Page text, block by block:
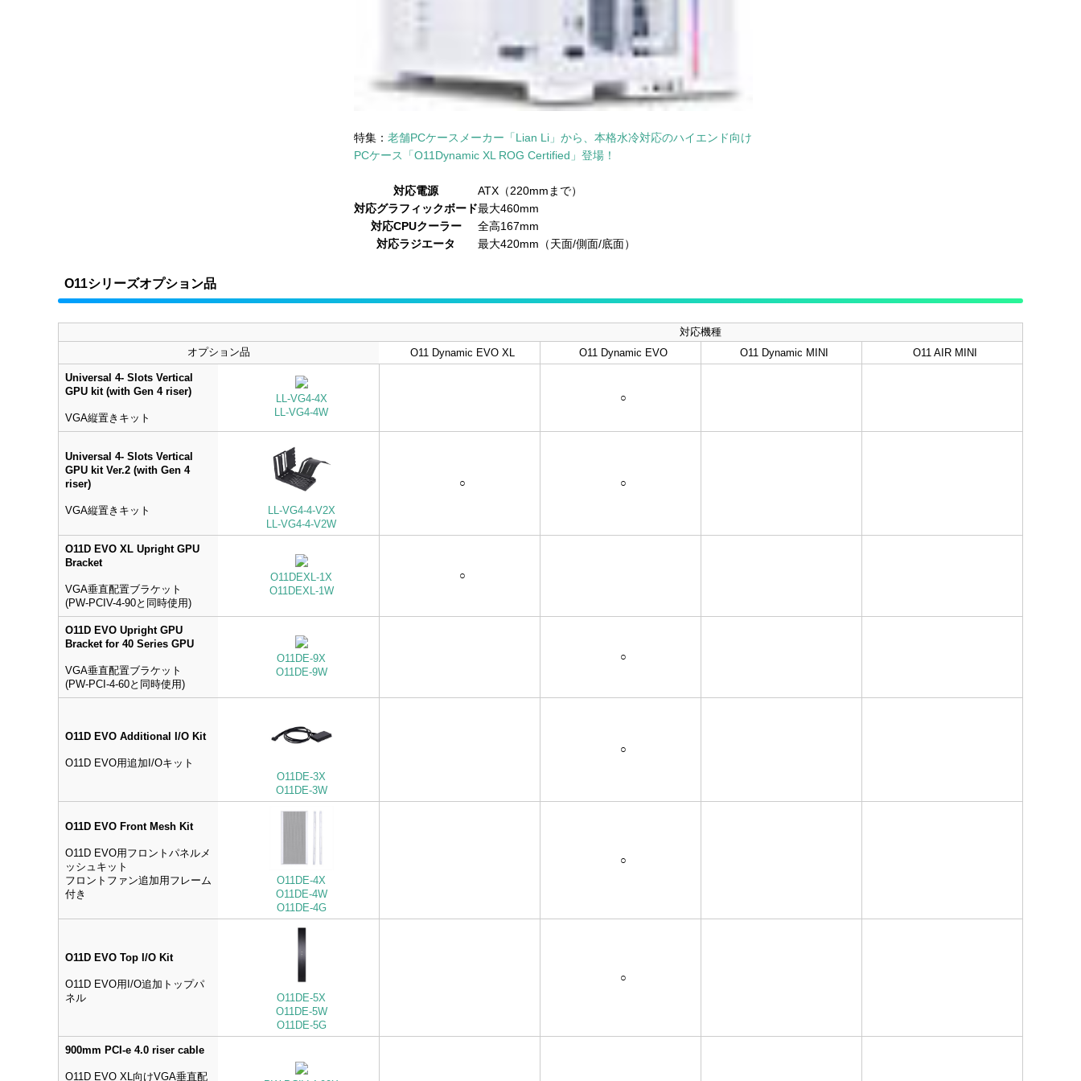
特集： 老舗PCケースメーカー「Lian Li」から、本格水冷対応のハイエンド向け
PCケース「O11Dynamic XL ROG Certified」登場！
対応電源
ATX（220mmまで）
対応グラフィックボード最大460mm
対応CPUクーラー
全高167mm
対応ラジエータ
最大420mm（天面/側面/底面）
O11シリーズオプション品
対応機種
オプション品
O11 Dynamic EVO XL O11 Dynamic EVO O11 Dynamic MINI O11 AIR MINI
Universal 4- Slots Vertical
GPU kit (with Gen 4 riser)
VGA縦置きキット
LL-VG4-4X
LL-VG4-4W
○
Universal 4- Slots Vertical
GPU kit Ver.2 (with Gen 4
riser)
VGA縦置きキット
LL-VG4-4-V2X
LL-VG4-4-V2W
○ ○
O11D EVO XL Upright GPU
Bracket
VGA垂直配置ブラケット
(PW-PCIV-4-90と同時使用)
O11DEXL-1X
O11DEXL-1W
○
O11D EVO Upright GPU
Bracket for 40 Series GPU
VGA垂直配置ブラケット
(PW-PCI-4-60と同時使用)
O11DE-9X
O11DE-9W
○
O11D EVO Additional I/O Kit
O11D EVO用追加I/Oキット
O11DE-3X
O11DE-3W
○
O11D EVO Front Mesh Kit
O11D EVO用フロントパネルメ
ッシュキット
フロントファン追加用フレーム
付き
O11DE-4X
O11DE-4W
O11DE-4G
○
O11D EVO Top I/O Kit
O11D EVO用I/O追加トップパ
ネル
O11DE-5X
O11DE-5W
O11DE-5G
○
900mm PCI-e 4.0 riser cable
O11D EVO XL向けVGA垂直配